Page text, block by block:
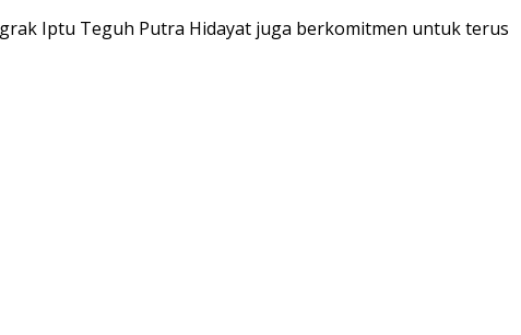
Iptu Teguh Putra Hidayat juga berkomitmen untuk terus